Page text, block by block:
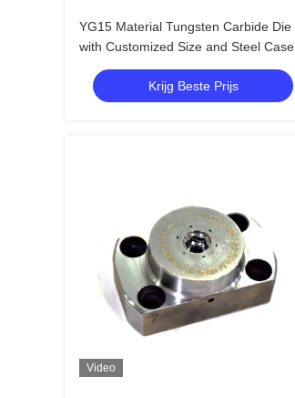
YG15 Material Tungsten Carbide Die
with Customized Size and Steel Case
for Screw Making
Krijg Beste Prijs
Video